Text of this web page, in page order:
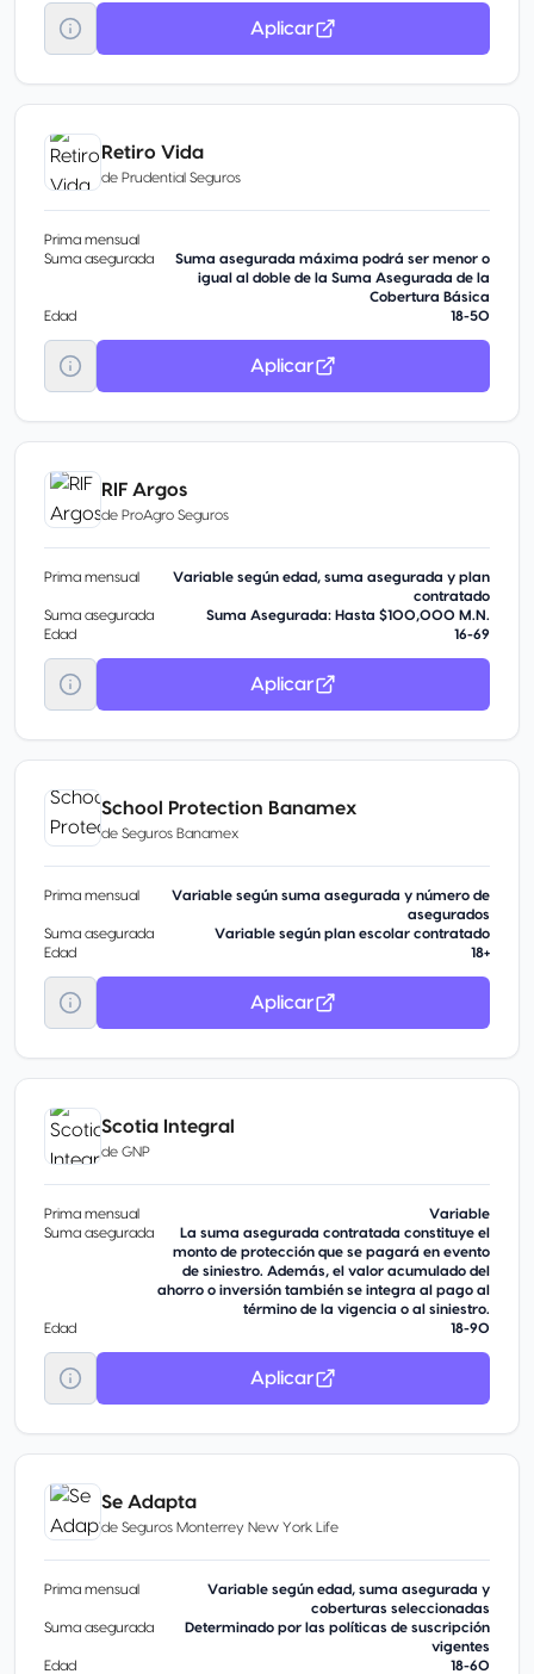
Aplicar
Retiro Vida
de Prudential Seguros
Prima mensual
Suma asegurada
Suma asegurada máxima podrá ser menor o
igual al doble de la Suma Asegurada de la
Cobertura Básica
Edad
18-50
Aplicar
RIF Argos
de ProAgro Seguros
Prima mensual
Variable según edad, suma asegurada y plan
contratado
Suma asegurada
Suma Asegurada: Hasta $100,000 M.N.
Edad
16-69
Aplicar
School Protection Banamex
de Seguros Banamex
Prima mensual
Variable según suma asegurada y número de
asegurados
Suma asegurada
Variable según plan escolar contratado
Edad
18+
Aplicar
Scotia Integral
de GNP
Prima mensual
Variable
Suma asegurada
La suma asegurada contratada constituye el
monto de protección que se pagará en evento
de siniestro. Además, el valor acumulado del
ahorro o inversión también se integra al pago al
término de la vigencia o al siniestro.
Edad
18-90
Aplicar
Se Adapta
de Seguros Monterrey New York Life
Prima mensual
Variable según edad, suma asegurada y
coberturas seleccionadas
Suma asegurada
Determinado por las políticas de suscripción
vigentes
Edad
18-60